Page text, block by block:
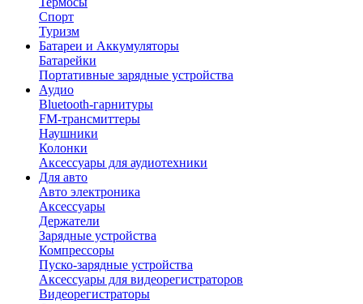
Спорт
Туризм
Батареи и Аккумуляторы
Батарейки
Портативные зарядные устройства
Аудио
Bluetooth-гарнитуры
FM-трансмиттеры
Наушники
Колонки
Аксессуары для аудиотехники
Для авто
Авто электроника
Аксессуары
Держатели
Зарядные устройства
Компрессоры
Пуско-зарядные устройства
Аксессуары для видеорегистраторов
Видеорегистраторы